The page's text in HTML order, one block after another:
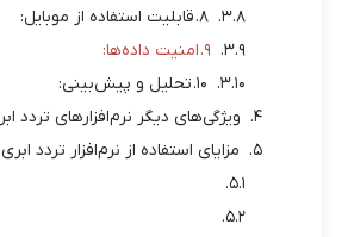
۸. قابلیت استفاده از موبایل:
۹. امنیت داده‌ها:
۱۰. تحلیل و پیش‌بینی:
ویژگی‌های دیگر نرم‌افزارهای تردد
مزایای استفاده از نرم‌افزار